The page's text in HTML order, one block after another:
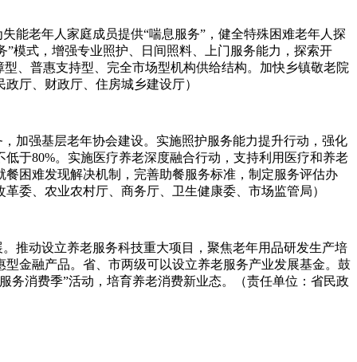
能老年人家庭成员提供“喘息服务”，健全特殊困难老年人探
模式，增强专业照护、日间照料、上门服务能力，探索开
、普惠支持型、完全市场型机构供给结构。加快乡镇敬老院
厅、财政厅、住房城乡建设厅）
加强基层老年协会建设。实施照护服务能力提升行动，强化
于80%。实施医疗养老深度融合行动，支持利用医疗和养老
困难发现解决机制，完善助餐服务标准，制定服务评估办
委、农业农村厅、商务厅、卫生健康委、市场监管局）
推动设立养老服务科技重大项目，聚焦老年用品研发生产培
金融产品。省、市两级可以设立养老服务产业发展基金。鼓
务消费季”活动，培育养老消费新业态。（责任单位：省民政